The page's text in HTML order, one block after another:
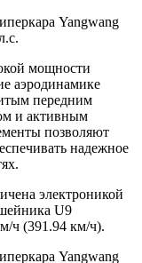
мощности
аэродинамике
передним
и активным
позволяют
надежное
электроникой
U9
ч (391.94 км/ч).